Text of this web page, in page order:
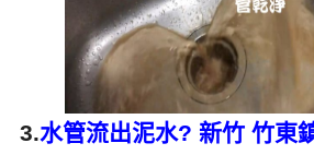
3.水管流出泥水? 新竹 竹東